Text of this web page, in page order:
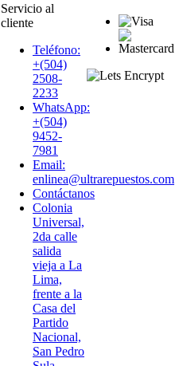
Servicio al
cliente
Teléfono:
+(504)
2508-
2233
WhatsApp:
+(504)
9452-
7981
Email:
enlinea@ultrarepuestos.com
Contáctanos
Colonia
Universal,
2da calle
salida
vieja a La
Lima,
frente a la
Casa del
Partido
Nacional,
San Pedro